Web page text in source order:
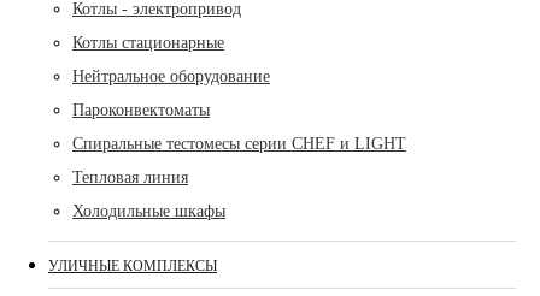
Котлы - электропривод
Котлы стационарные
Нейтральное оборудование
Пароконвектоматы
Спиральные тестомесы серии CHEF и LIGHT
Тепловая линия
Холодильные шкафы
УЛИЧНЫЕ КОМПЛЕКСЫ